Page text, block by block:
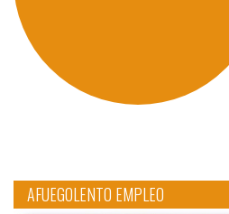
AFUEGOLENTO EMPLEO